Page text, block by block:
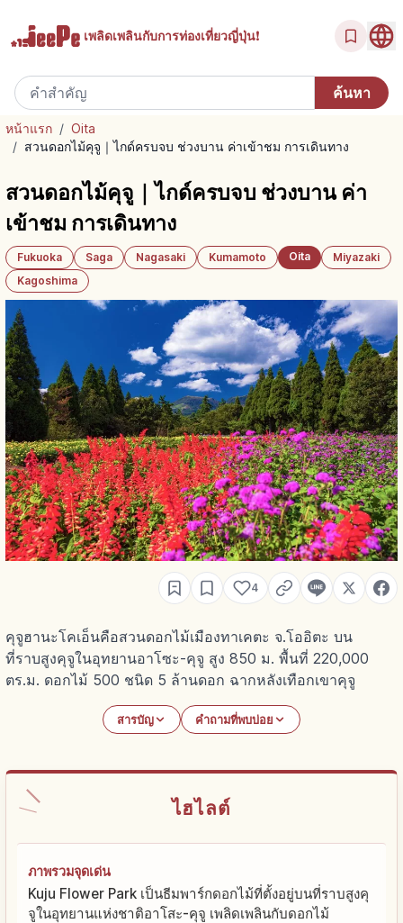
เพลิดเพลินกับการท่องเที่ยวญี่ปุ่น!
หน้าแรก / Oita
/ สวนดอกไม้คุจู｜ไกด์ครบจบ ช่วงบาน ค่าเข้าชม การเดินทาง
สวนดอกไม้คุจู｜ไกด์ครบจบ ช่วงบาน ค่า
เข้าชม การเดินทาง
Fukuoka Saga Nagasaki Kumamoto Oita
Miyazaki
Kagoshima
4
คุจูฮานะโคเอ็นคือสวนดอกไม้เมืองทาเคตะ จ.โออิตะ บน
ที่ราบสูงคุจูในอุทยานอาโซะ-คุจู สูง 850 ม. พื้นที่ 220,000
ตร.ม. ดอกไม้ 500 ชนิด 5 ล้านดอก ฉากหลังเทือกเขาคุจู
สารบัญ คำถามที่พบบ่อย
ไฮไลต์
ภาพรวมจุดเด่น
Kuju Flower Park เป็นธีมพาร์กดอกไม้ที่ตั้งอยู่บนที่ราบสูงคุ
จูในอุทยานแห่งชาติอาโสะ-คุจู เพลิดเพลินกับดอกไม้